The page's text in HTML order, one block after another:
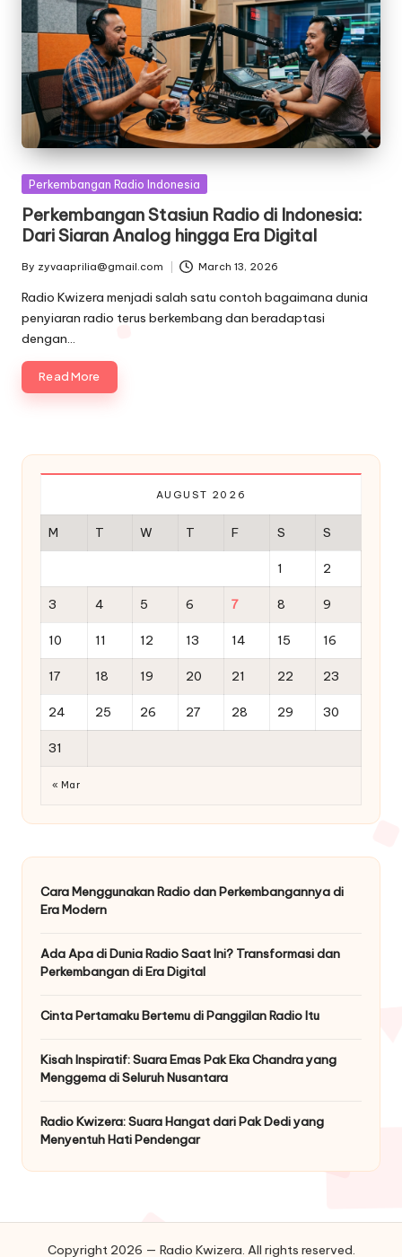
Posted
Perkembangan Radio Indonesia
Perkembangan Stasiun Radio di Indonesia:
Dari Siaran Analog hingga Era Digital
Posted
by
By zyvaaprilia@gmail.com March 13, 2026
Radio Kwizera menjadi salah satu contoh bagaimana dunia
penyiaran radio terus berkembang dan beradaptasi
dengan…
Read More
AUGUST 2026
M T W T F S S
1 2
3 4 5 6 7 8 9
10 11 12 13 14 15 16
17 18 19 20 21 22 23
24 25 26 27 28 29 30
31
« Mar
Cara Menggunakan Radio dan Perkembangannya di
Era Modern
Ada Apa di Dunia Radio Saat Ini? Transformasi dan
Perkembangan di Era Digital
Cinta Pertamaku Bertemu di Panggilan Radio Itu
Kisah Inspiratif: Suara Emas Pak Eka Chandra yang
Menggema di Seluruh Nusantara
Radio Kwizera: Suara Hangat dari Pak Dedi yang
Menyentuh Hati Pendengar
Copyright 2026 — Radio Kwizera. All rights reserved.